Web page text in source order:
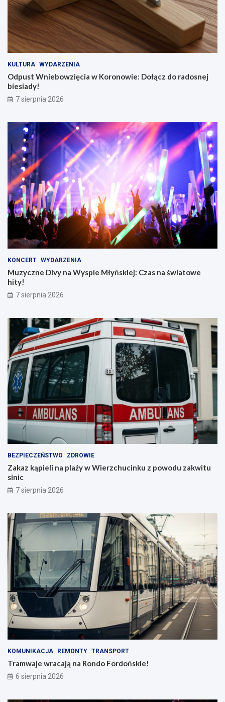
KULTURA WYDARZENIA
Odpust Wniebowzięcia w Koronowie: Dołącz do radosnej
biesiady!
7 sierpnia 2026
KONCERT WYDARZENIA
Muzyczne Divy na Wyspie Młyńskiej: Czas na światowe
hity!
7 sierpnia 2026
BEZPIECZEŃSTWO ZDROWIE
Zakaz kąpieli na plaży w Wierzchucinku z powodu zakwitu
sinic
7 sierpnia 2026
KOMUNIKACJA REMONTY TRANSPORT
Tramwaje wracają na Rondo Fordońskie!
6 sierpnia 2026